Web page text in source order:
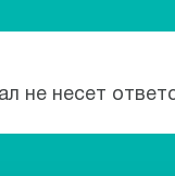
не несет